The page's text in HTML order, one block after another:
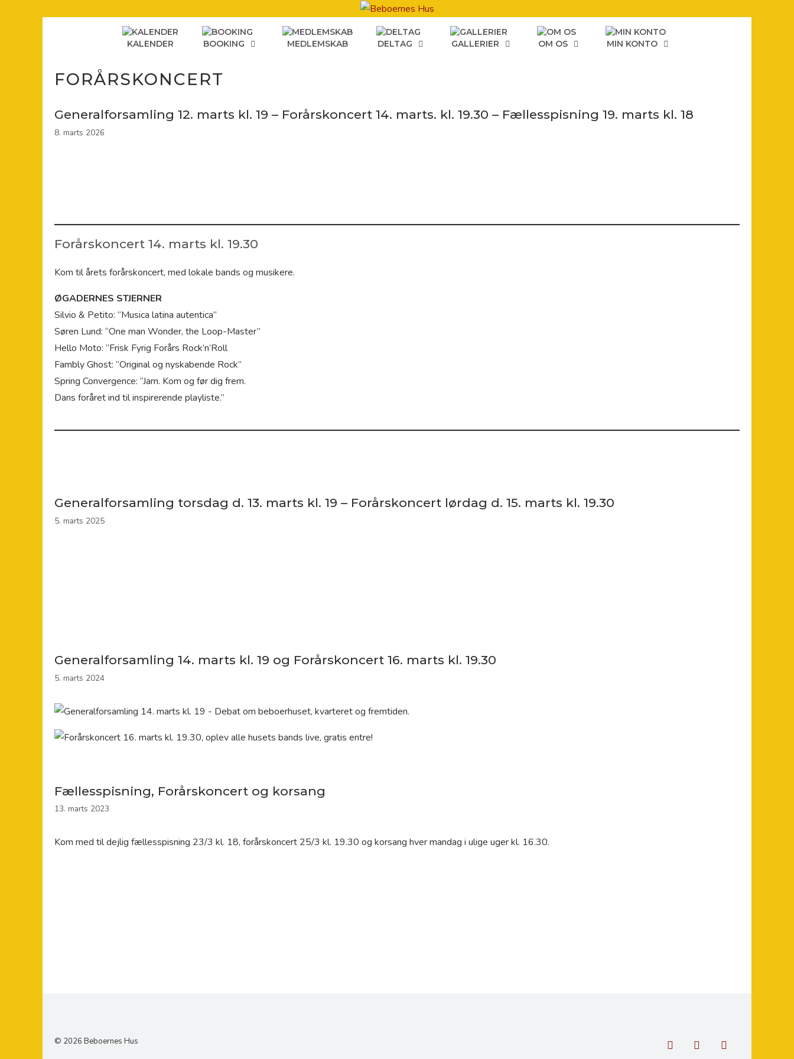
KALENDER BOOKING MEDLEMSKAB DELTAG GALLERIER OM OS MIN KONTO
FORÅRSKONCERT
Generalforsamling 12. marts kl. 19 – Forårskoncert 14. marts. kl. 19.30 – Fællesspisning 19. marts kl. 18
8. marts 2026
Forårskoncert 14. marts kl. 19.30
Kom til årets forårskoncert, med lokale bands og musikere.
ØGADERNES STJERNER
Silvio & Petito: “Musica latina autentica”
Søren Lund: “One man Wonder, the Loop-Master”
Hello Moto: “Frisk Fyrig Forårs Rock’n’Roll
Fambly Ghost: “Original og nyskabende Rock”
Spring Convergence: “Jam. Kom og før dig frem.
Dans foråret ind til inspirerende playliste.”
Generalforsamling torsdag d. 13. marts kl. 19 – Forårskoncert lørdag d. 15. marts kl. 19.30
5. marts 2025
Generalforsamling 14. marts kl. 19 og Forårskoncert 16. marts kl. 19.30
5. marts 2024
Fællesspisning, Forårskoncert og korsang
13. marts 2023
Kom med til dejlig fællesspisning 23/3 kl. 18, forårskoncert 25/3 kl. 19.30 og korsang hver mandag i ulige uger kl. 16.30.
© 2026 Beboernes Hus